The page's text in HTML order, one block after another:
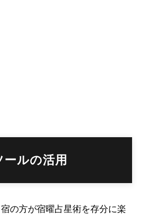
ルの活用
の方が宿曜占星術を存分に楽